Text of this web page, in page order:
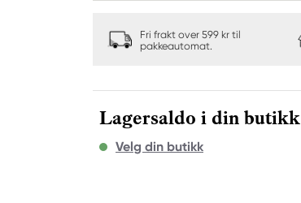
Fri frakt over 599 kr til
pakkeautomat.
Lagersaldo i din butikk
Velg din butikk